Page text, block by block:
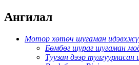
Ангилал
Мотор хөтөч шугаман
Бөмбөг шураг шугаман
Туузан дээр